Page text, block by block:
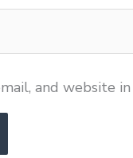
and website